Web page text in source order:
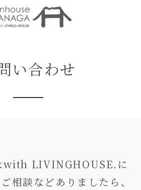
い合わせ
with LIVINGHOUSE.に
相談などありましたら、